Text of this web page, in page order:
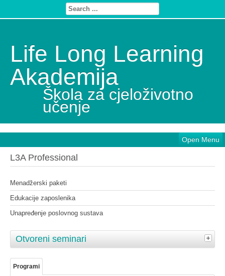
Life Long Learning
Akademija
Škola za cjeloživotno
učenje
Open Menu
L3A Professional
Menadžerski paketi
Edukacije zaposlenika
Unapređenje poslovnog sustava
Otvoreni seminari
Programi